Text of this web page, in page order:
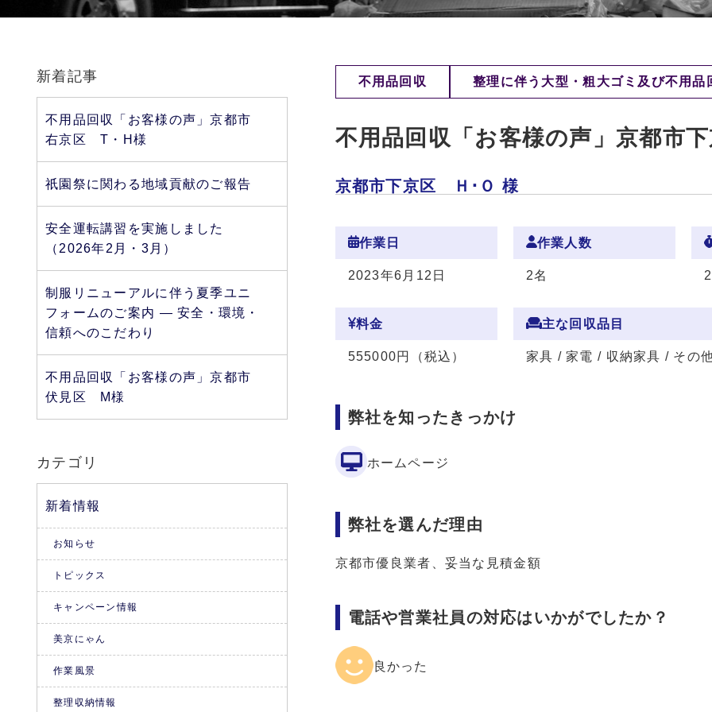
不用品回収 整理に伴う大型・粗大ゴミ及び不用品
不用品回収「お客様の声」京都市
京都市下京区 Ｈ･Ｏ 様
作業日
2023年6月12日
作業人数
2名
料金
555000円（税込）
主な回収品目
家具 / 家電 / 収納家具 / その
弊社を知ったきっかけ
ホームページ
弊社を選んだ理由
京都市優良業者、妥当な見積金額
電話や営業社員の対応はいかがでしたか？
良かった
新着記事
不用品回収「お客様の声」京都市
右京区 T・H様
祇園祭に関わる地域貢献のご報告
安全運転講習を実施しました
（2026年2月・3月）
制服リニューアルに伴う夏季ユニ
フォームのご案内 ― 安全・環境・
信頼へのこだわり
不用品回収「お客様の声」京都市
伏見区 M様
カテゴリ
新着情報
お知らせ
トピックス
キャンペーン情報
美京にゃん
作業風景
整理収納情報